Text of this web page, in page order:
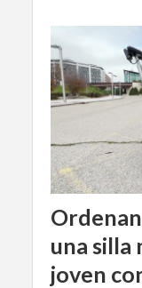
una silla
joven